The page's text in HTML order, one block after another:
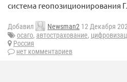
система геопозиционирования
Добавил Newsman2 12 Декабря
осаго, автострахование,
Россия
нет комментариев